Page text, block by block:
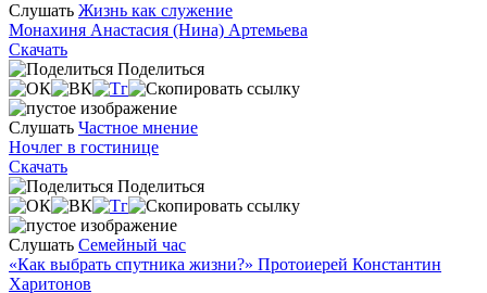
Слушать Жизнь как служение
Монахиня Анастасия (Нина) Артемьева
Скачать
Поделиться
Слушать Частное мнение
Ночлег в гостинице
Скачать
Поделиться
Слушать Семейный час
«Как выбрать спутника жизни?» Протоиерей Константин
Харитонов